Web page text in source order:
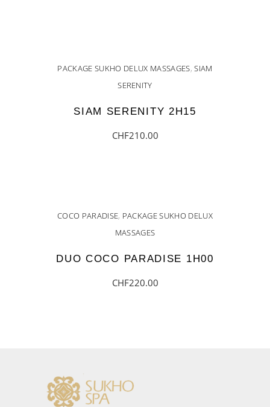
PACKAGE SUKHO DELUX MASSAGES,SIAM
SERENITY
SIAM SERENITY 2H15
CHF210.00
COCO PARADISE, PACKAGE SUKHO DELUX
MASSAGES
DUO COCO PARADISE 1H00
CHF220.00